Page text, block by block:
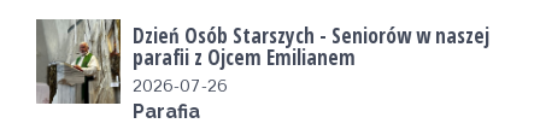
Dzień Osób Starszych - Seniorów w naszej
parafii z Ojcem Emilianem
2026-07-26
Parafia